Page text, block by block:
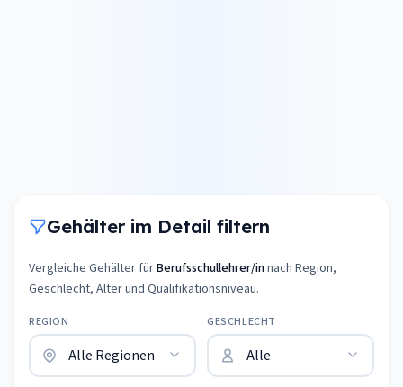
Gehälter im Detail filtern
Vergleiche Gehälter fürBerufsschullehrer/innach Region,
Geschlecht, Alter und Qualifikationsniveau.
REGION GESCHLECHT